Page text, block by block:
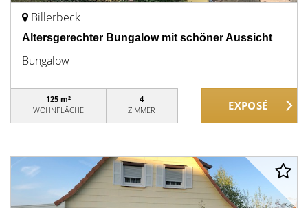
Billerbeck
Altersgerechter Bungalow mit schöner Aussicht
Bungalow
125 m²
WOHNFLÄCHE
4
ZIMMER